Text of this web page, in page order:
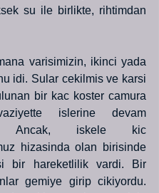
su ile birlikte, rihtimdan
varisimizin, ikinci yada
idi. Sular cekilmis ve karsi
bir kac koster camura
islerine devam
Ancak, iskele kic
hizasinda olan birisinde
bir hareketlilik vardi. Bir
gemiye girip cikiyordu.